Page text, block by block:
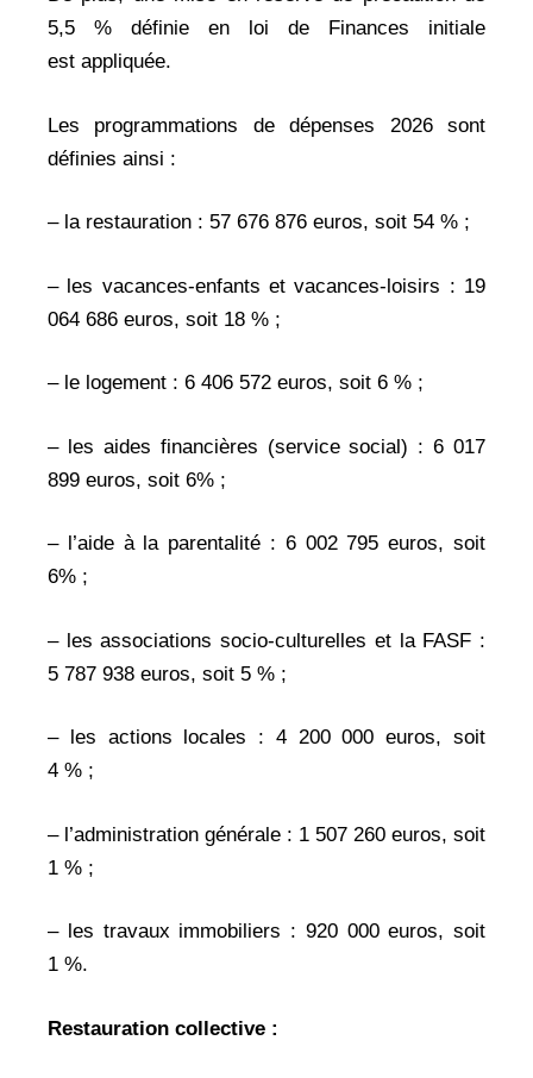
5,5 % définie en loi de Finances initiale
est appliquée.
Les programmations de dépenses 2026 sont
définies ainsi :
– la restauration : 57 676 876 euros, soit 54 % ;
– les vacances-enfants et vacances-loisirs : 19
064 686 euros, soit 18 % ;
– le logement : 6 406 572 euros, soit 6 % ;
– les aides financières (service social) : 6 017
899 euros, soit 6% ;
– l’aide à la parentalité : 6 002 795 euros, soit
6% ;
– les associations socio-culturelles et la FASF :
5 787 938 euros, soit 5 % ;
– les actions locales : 4 200 000 euros, soit
4 % ;
– l’administration générale : 1 507 260 euros, soit
1 % ;
– les travaux immobiliers : 920 000 euros, soit
1 %.
Restauration collective :